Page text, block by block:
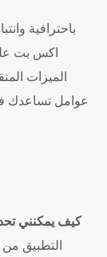
باحترافية
اكس بت
الميزات
عوامل تساعدك
كيف يمكنني
التطبيق من